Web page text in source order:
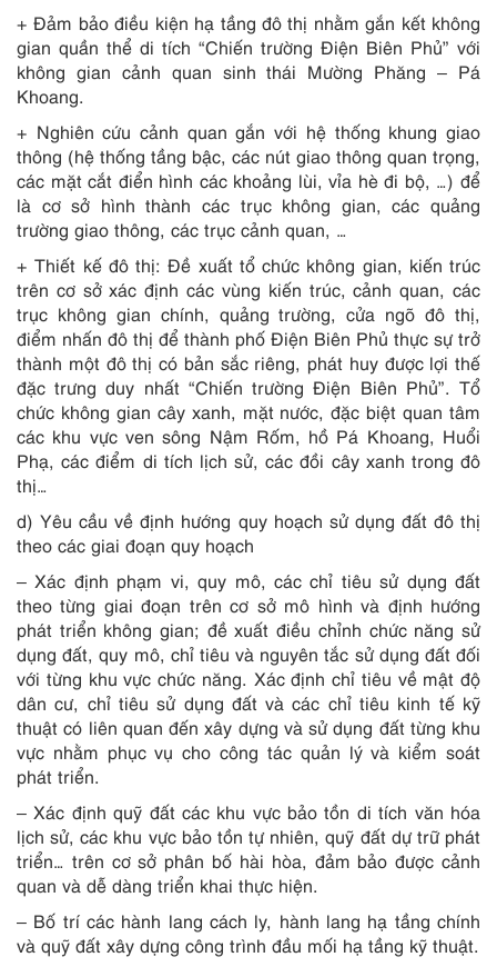
+ Đảm bảo điều kiện hạ tầng đô thị nhằm gắn kết không
gian quần thể di tích “Chiến trường Điện Biên Phủ” với
không gian cảnh quan sinh thái Mường Phăng – Pá
Khoang.
+ Nghiên cứu cảnh quan gắn với hệ thống khung giao
thông (hệ thống tầng bậc, các nút giao thông quan trọng,
các mặt cắt điển hình các khoảng lùi, vỉa hè đi bộ, …) để
là cơ sở hình thành các trục không gian, các quảng
trường giao thông, các trục cảnh quan, …
+ Thiết kế đô thị: Đề xuất tổ chức không gian, kiến trúc
trên cơ sở xác định các vùng kiến trúc, cảnh quan, các
trục không gian chính, quảng trường, cửa ngõ đô thị,
điểm nhấn đô thị để thành phố Điện Biên Phủ thực sự trở
thành một đô thị có bản sắc riêng, phát huy được lợi thế
đặc trưng duy nhất “Chiến trường Điện Biên Phủ”. Tổ
chức không gian cây xanh, mặt nước, đặc biệt quan tâm
các khu vực ven sông Nậm Rốm, hồ Pá Khoang, Huổi
Phạ, các điểm di tích lịch sử, các đồi cây xanh trong đô
thị…
d) Yêu cầu về định hướng quy hoạch sử dụng đất đô thị
theo các giai đoạn quy hoạch
– Xác định phạm vi, quy mô, các chỉ tiêu sử dụng đất
theo từng giai đoạn trên cơ sở mô hình và định hướng
phát triển không gian; đề xuất điều chỉnh chức năng sử
dụng đất, quy mô, chỉ tiêu và nguyên tắc sử dụng đất đối
với từng khu vực chức năng. Xác định chỉ tiêu về mật độ
dân cư, chỉ tiêu sử dụng đất và các chỉ tiêu kinh tế kỹ
thuật có liên quan đến xây dựng và sử dụng đất từng khu
vực nhằm phục vụ cho công tác quản lý và kiểm soát
phát triển.
– Xác định quỹ đất các khu vực bảo tồn di tích văn hóa
lịch sử, các khu vực bảo tồn tự nhiên, quỹ đất dự trữ phát
triển… trên cơ sở phân bố hài hòa, đảm bảo được cảnh
quan và dễ dàng triển khai thực hiện.
– Bố trí các hành lang cách ly, hành lang hạ tầng chính
và quỹ đất xây dựng công trình đầu mối hạ tầng kỹ thuật.